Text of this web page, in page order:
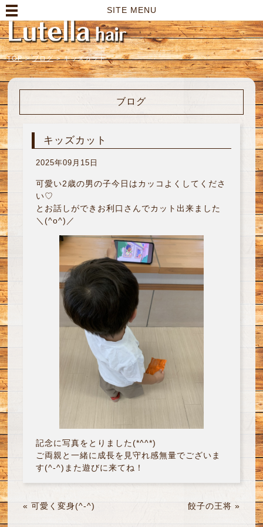
SITE MENU
TOP > ブログ > キッズカット
ブログ
キッズカット
2025年09月15日
可愛い2歳の男の子今日はカッコよくしてくださ
い♡
とお話しができお利口さんでカット出来ました
＼(^o^)／
記念に写真をとりました(*^^*)
ご両親と一緒に成長を見守れ感無量でございま
す(^-^)また遊びに来てね！
« 可愛く変身(^-^) 餃子の王将 »